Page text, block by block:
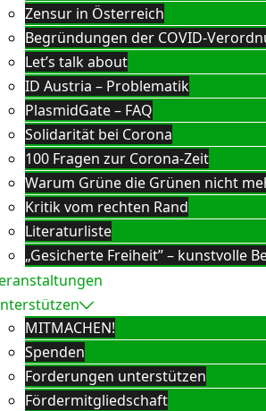
Zensur in Österreich
Begründungen der COVID-
Let’s talk about
ID Austria – Problematik
PlasmidGate – FAQ
Solidarität bei Corona
100 Fragen zur Corona-Zeit
Warum Grüne die Grünen nicht
Kritik vom rechten Rand
Literaturliste
„Gesicherte Freiheit” – kunstvolle
MITMACHEN!
Spenden
Forderungen unterstützen
Fördermitgliedschaft